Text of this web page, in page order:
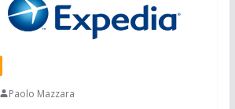
Paolo Mazzara